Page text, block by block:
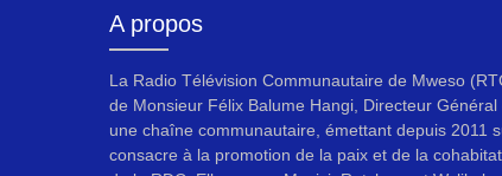
A propos
La Radio Télévision Communautaire de Mweso
de Monsieur Félix Balume Hangi, Directeur
une chaîne communautaire, émettant depuis 2011
consacre à la promotion de la paix et de la